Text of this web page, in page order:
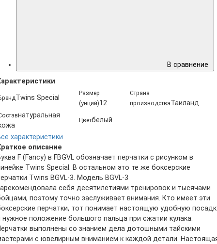
В сравнение
Twins Special
Размер
(унций)12
Страна
производстваТаиланд
натуральная
Цветбелый
характеристики
описание
F (Fancy) в FBGVL обозначает перчатки с рисунком в
Twins Special. В остальном это те же боксерские
Twins BGVL-3. Модель BGVL-3
себя десятилетиями тренировок и тысячами
поэтому точно заслуживает внимания. Кто имеет эти
перчатки, тот понимает настоящую удобную
нужное положение большого пальца при сжатии кулака.
выполнены со знанием дела дотошными тайскими
с ювелирным вниманием к каждой детали.